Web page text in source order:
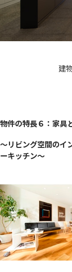
建
物件の特長６：家具
〜リビング空間のイ
ーキッチン〜